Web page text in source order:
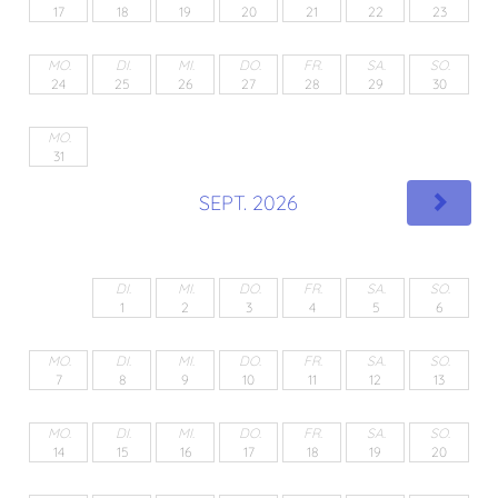
17
18
19
20
21
22
23
MO.
24
DI.
25
MI.
26
DO.
27
FR.
28
SA.
29
SO.
30
MO.
31
SEPT. 2026
DI.
1
MI.
2
DO.
3
FR.
4
SA.
5
SO.
6
MO.
7
DI.
8
MI.
9
DO.
10
FR.
11
SA.
12
SO.
13
MO.
14
DI.
15
MI.
16
DO.
17
FR.
18
SA.
19
SO.
20